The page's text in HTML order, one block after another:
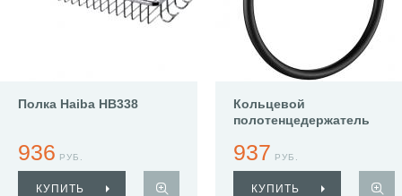
Полка Haiba HB338
936 РУБ.
КУПИТЬ
Кольцевой
полотенцедержатель
937 РУБ.
КУПИТЬ